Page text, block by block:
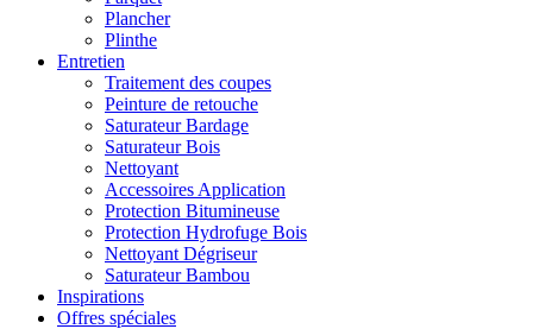
Plancher
Plinthe
Entretien
Traitement des coupes
Peinture de retouche
Saturateur Bardage
Saturateur Bois
Nettoyant
Accessoires Application
Protection Bitumineuse
Protection Hydrofuge Bois
Nettoyant Dégriseur
Saturateur Bambou
Inspirations
Offres spéciales